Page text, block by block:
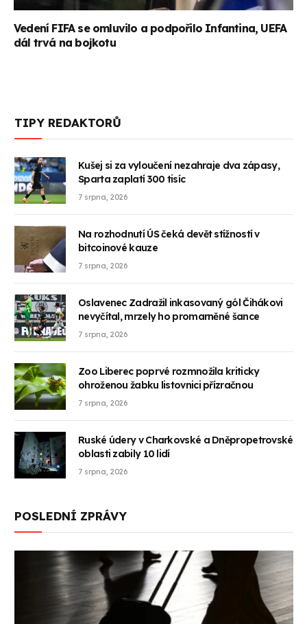
Vedení FIFA se omluvilo a podpořilo Infantina, UEFA
dál trvá na bojkotu
TIPY REDAKTORŮ
Kušej si za vyloučení nezahraje dva zápasy,
Sparta zaplatí 300 tisíc
7 srpna, 2026
Na rozhodnutí ÚS čeká devět stížností v
bitcoinové kauze
7 srpna, 2026
Oslavenec Zadražil inkasovaný gól Čihákovi
nevyčítal, mrzely ho promarněné šance
7 srpna, 2026
Zoo Liberec poprvé rozmnožila kriticky
ohroženou žabku listovnici přízračnou
7 srpna, 2026
Ruské údery v Charkovské a Dněpropetrovské
oblasti zabily 10 lidí
7 srpna, 2026
POSLEDNÍ ZPRÁVY